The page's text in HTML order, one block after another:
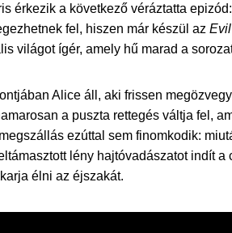
érkezik a következő véráztatta
fel, hiszen már készül az
világot ígér, amely hű marad a
Alice áll, aki frissen
a puszta rettegés váltja fel,
ezúttal sem finomkodik:
lény hajtóvadászatot indít
élni az éjszakát.